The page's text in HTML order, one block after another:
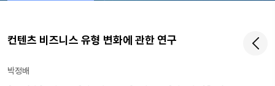
컨텐츠 비즈니스 유형 변화에 관한 연구
박정배